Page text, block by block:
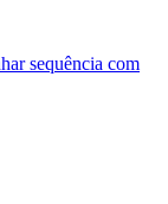
sequência com